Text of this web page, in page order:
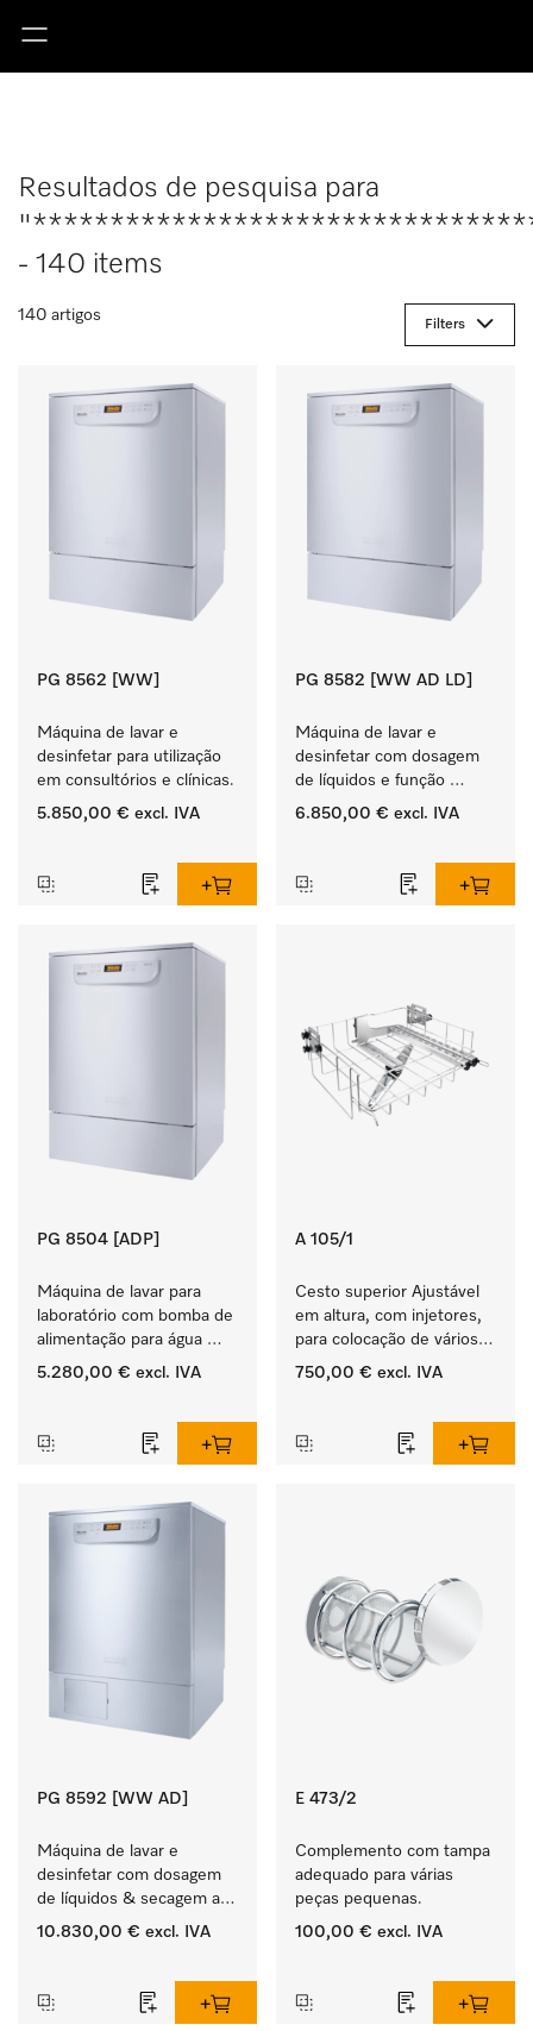
Resultados de pesquisa para
- 140 items
140 artigos
Filters
PG 8562 [WW]
Máquina de lavar e
desinfetar para utilização
em consultórios e clínicas.
5.850,00 € excl. IVA
PG 8582 [WW AD LD]
Máquina de lavar e
desinfetar com dosagem
de líquidos e função
EcoDry.
6.850,00 € excl. IVA
PG 8504 [ADP]
Máquina de lavar para
laboratório com bomba de
alimentação para água
desmineralizada.
5.280,00 € excl. IVA
A 105/1
Cesto superior Ajustável
em altura, com injetores,
para colocação de vários
conj. instrumentos.
750,00 € excl. IVA
PG 8592 [WW AD]
Máquina de lavar e
desinfetar com dosagem
de líquidos & secagem ar
quente DryPlus.
10.830,00 € excl. IVA
E 473/2
Complemento com tampa
adequado para várias
peças pequenas.
100,00 € excl. IVA